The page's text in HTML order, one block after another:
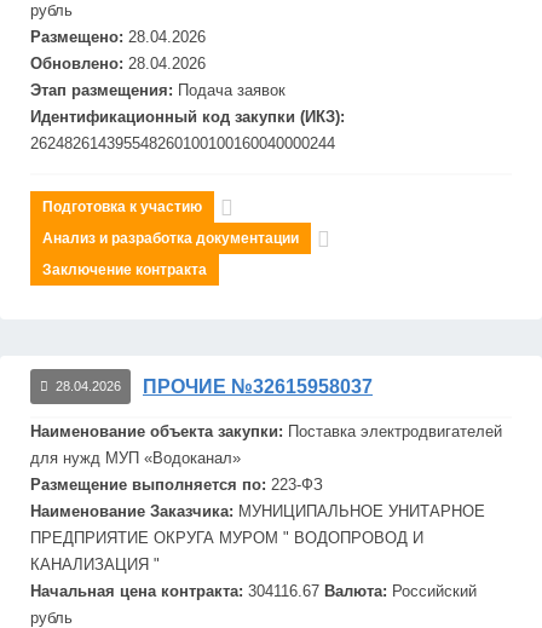
рубль
Размещено: 28.04.2026
Обновлено: 28.04.2026
Этап размещения: Подача заявок
Идентификационный код закупки (ИКЗ):
262482614395548260100100160040000244
Подготовка к участию
Анализ и разработка документации
Заключение контракта
28.04.2026 ПРОЧИЕ №32615958037
Наименование объекта закупки: Поставка электродвигателей
для нужд МУП «Водоканал»
Размещение выполняется по: 223-ФЗ
Наименование Заказчика: МУНИЦИПАЛЬНОЕ УНИТАРНОЕ
ПРЕДПРИЯТИЕ ОКРУГА МУРОМ " ВОДОПРОВОД И
КАНАЛИЗАЦИЯ "
Начальная цена контракта: 304116.67 Валюта: Российский
рубль